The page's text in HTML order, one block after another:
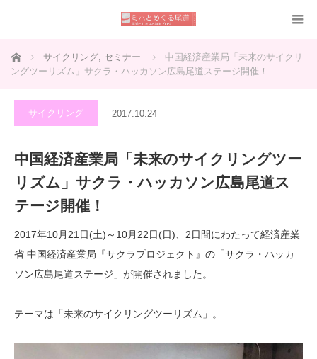
ホーム サイクリング, セミナー
中国経済産業局「未来のサイクリ
ングツーリズム」サクラ・ハッカソン広島尾道ステージ開催！
サイクリング 2017.10.24
中国経済産業局「未来のサイクリングツー
リズム」サクラ・ハッカソン広島尾道ス
テージ開催！
2017年10月21日(土)～10月22日(日)、2日間にわたって経済産業
省 中国経済産業局『サクラプロジェクト』の「サクラ・ハッカ
ソン広島尾道ステージ」が開催されました。
テーマは「未来のサイクリングツーリズム」。